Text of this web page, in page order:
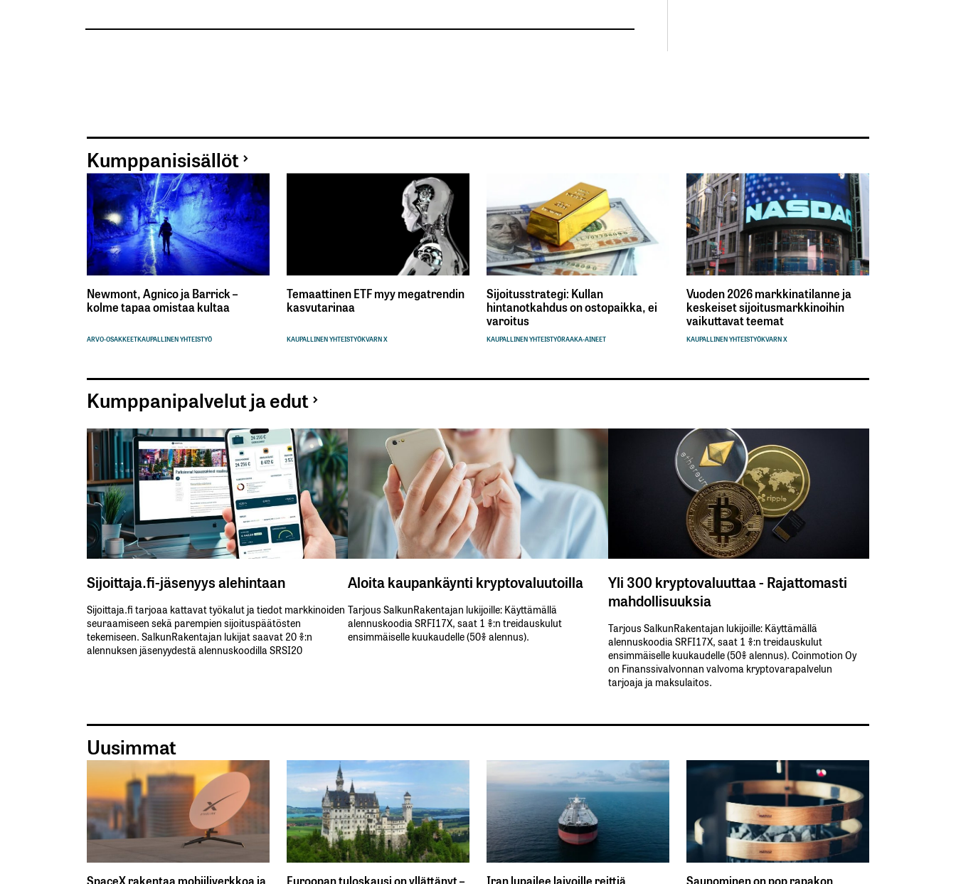
Kumppanisisällöt
Newmont, Agnico ja Barrick –
kolme tapaa omistaa kultaa
ARVO-OSAKKEETKAUPALLINEN YHTEISTYÖ
Temaattinen ETF myy megatrendin
kasvutarinaa
KAUPALLINEN YHTEISTYÖKVARN X
Sijoitusstrategi: Kullan
hintanotkahdus on ostopaikka, ei
varoitus
KAUPALLINEN YHTEISTYÖRAAKA-AINEET
Vuoden 2026 markkinatilanne ja
keskeiset sijoitusmarkkinoihin
vaikuttavat teemat
KAUPALLINEN YHTEISTYÖKVARN X
Kumppanipalvelut ja edut
Sijoittaja.fi-jäsenyys alehintaan
Sijoittaja.fi tarjoaa kattavat työkalut ja tiedot markkinoiden
seuraamiseen sekä parempien sijoituspäätösten
tekemiseen. SalkunRakentajan lukijat saavat 20 %:n
alennuksen jäsenyydestä alennuskoodilla SRSI20
Aloita kaupankäynti kryptovaluutoilla
Tarjous SalkunRakentajan lukijoille: Käyttämällä​ ​
alennuskoodia​ ​SRFI17X,​ ​saat​ ​1 %:n treidauskulut​ ​
ensimmäiselle​ ​kuukaudelle​ ​(50%​ ​alennus).
Yli 300 kryptovaluuttaa - Rajattomasti
mahdollisuuksia
Tarjous SalkunRakentajan lukijoille: Käyttämällä​ ​
alennuskoodia​ ​SRFI17X,​ ​saat​ ​1 %:n treidauskulut​ ​
ensimmäiselle​ ​kuukaudelle​ ​(50%​ ​alennus). Coinmotion Oy
on Finanssivalvonnan valvoma kryptovarapalvelun
tarjoaja ja maksulaitos.
Uusimmat
SpaceX rakentaa mobiiliverkkoa ja Euroopan tuloskausi on yllättänyt – Iran lupailee laivoille reittiä Saunominen on pop rapakon